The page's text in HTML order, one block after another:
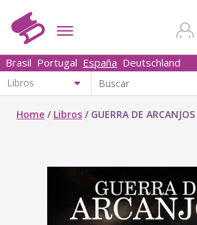
Brasil Portugal España Deutschland
Home / Libros / GUERRA DE ARCANJOS